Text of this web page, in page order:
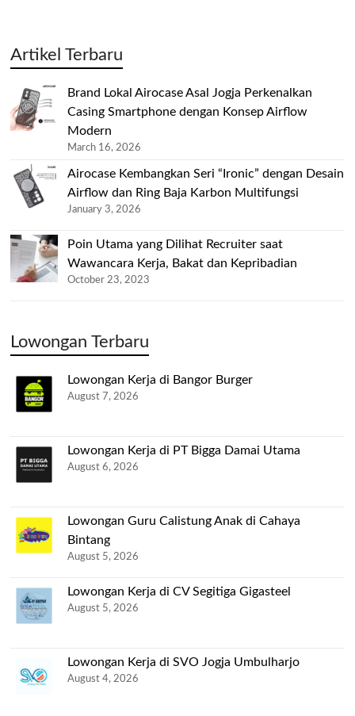
Artikel Terbaru
Brand Lokal Airocase Asal Jogja Perkenalkan
Casing Smartphone dengan Konsep Airflow
Modern
March 16, 2026
Airocase Kembangkan Seri “Ironic” dengan Desain
Airflow dan Ring Baja Karbon Multifungsi
January 3, 2026
Poin Utama yang Dilihat Recruiter saat
Wawancara Kerja, Bakat dan Kepribadian
October 23, 2023
Lowongan Terbaru
Lowongan Kerja di Bangor Burger
August 7, 2026
Lowongan Kerja di PT Bigga Damai Utama
August 6, 2026
Lowongan Guru Calistung Anak di Cahaya
Bintang
August 5, 2026
Lowongan Kerja di CV Segitiga Gigasteel
August 5, 2026
Lowongan Kerja di SVO Jogja Umbulharjo
August 4, 2026